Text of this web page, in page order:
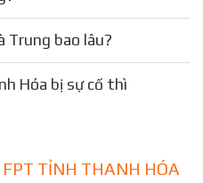
Trung bao lâu?
Hóa bị sự cố thì
TỈNH THANH HÓA